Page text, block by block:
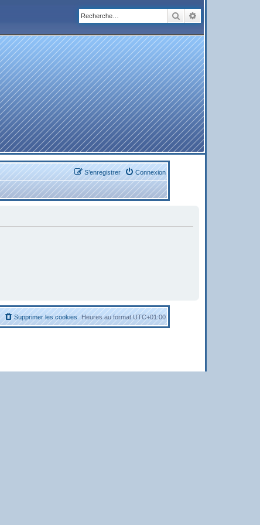
Rechercher
Connexion
S’enregistrer
Heures au formatUTC+01:00
Supprimer les cookies